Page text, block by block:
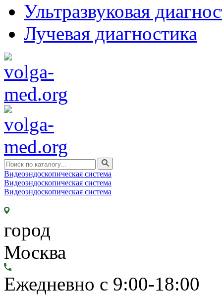
Ультразвуковая
Лучевая диагностика
Видеоэндоскопическая система
Видеоэндоскопическая система
Видеоэндоскопическая система
город
Москва
Ежедневно с 9:00-18:00